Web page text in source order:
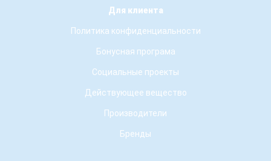
Для клиента
Политика конфиденциальности
Бонусная програма
Социальные проекты
Действующее вещество
Производители
Бренды